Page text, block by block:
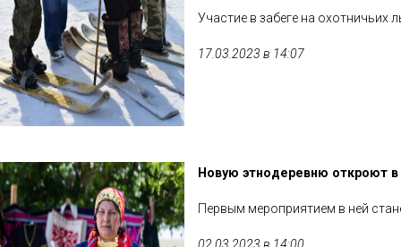
Участие в забеге на охотничьих
17.03.2023 в 14:07
Новую этнодеревню откроют в
Первым мероприятием в ней